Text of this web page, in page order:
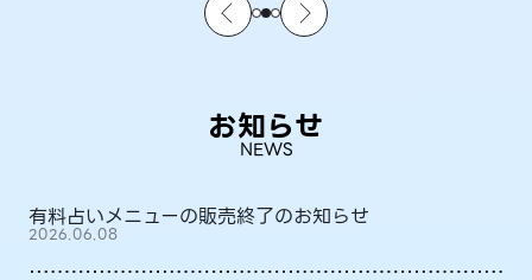
お知らせ
NEWS
有料占いメニューの販売終了のお知らせ
2026.06.08